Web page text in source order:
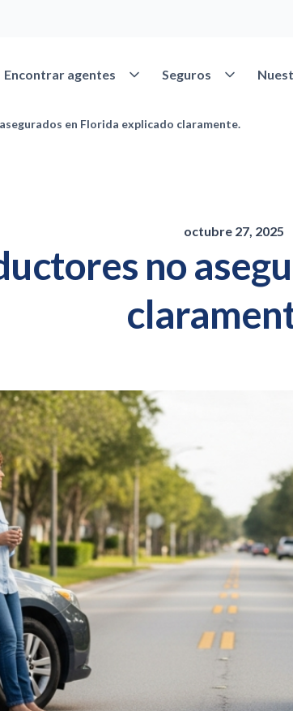
Encontrar agentes Abrir Encontrar agentes
Seguros Abrir Seguros
en Florida explicado claramente.
octubre 27, 2025
no